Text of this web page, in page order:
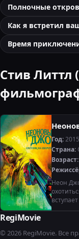
Полночные
Как я встретил
Время
Стив Литтл
Год:2015
Страна:
Возраст:
Неон
RegiMovie
© 2026 RegiMovie. Все